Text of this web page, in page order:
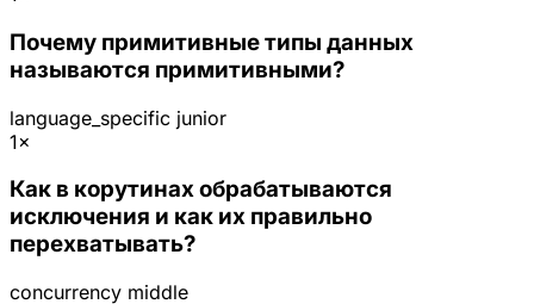
Почему примитивные типы данных
называются примитивными?
language_specific junior
1×
Как в корутинах обрабатываются
исключения и как их правильно
перехватывать?
concurrency middle